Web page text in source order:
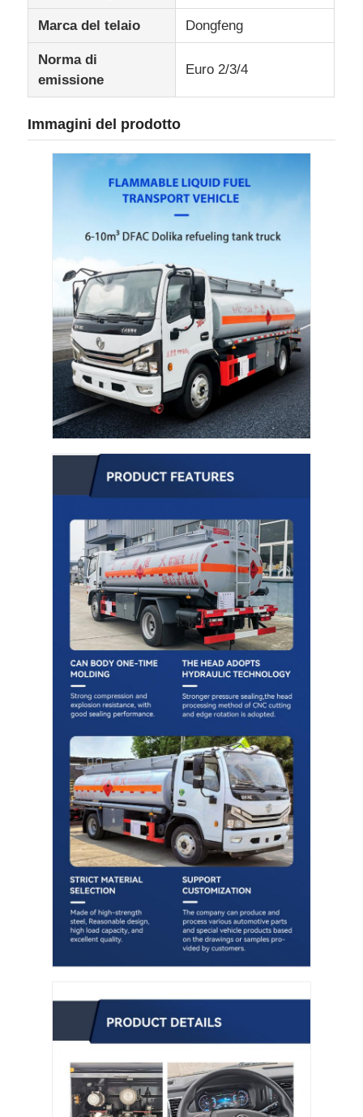
Marca del telaio Dongfeng
Norma di
emissione
Euro 2/3/4
Immagini del prodotto